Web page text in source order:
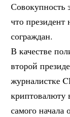
Совокупность
что
сограждан.
В качестве
второй
журналистке
криптовалюту
самого начала